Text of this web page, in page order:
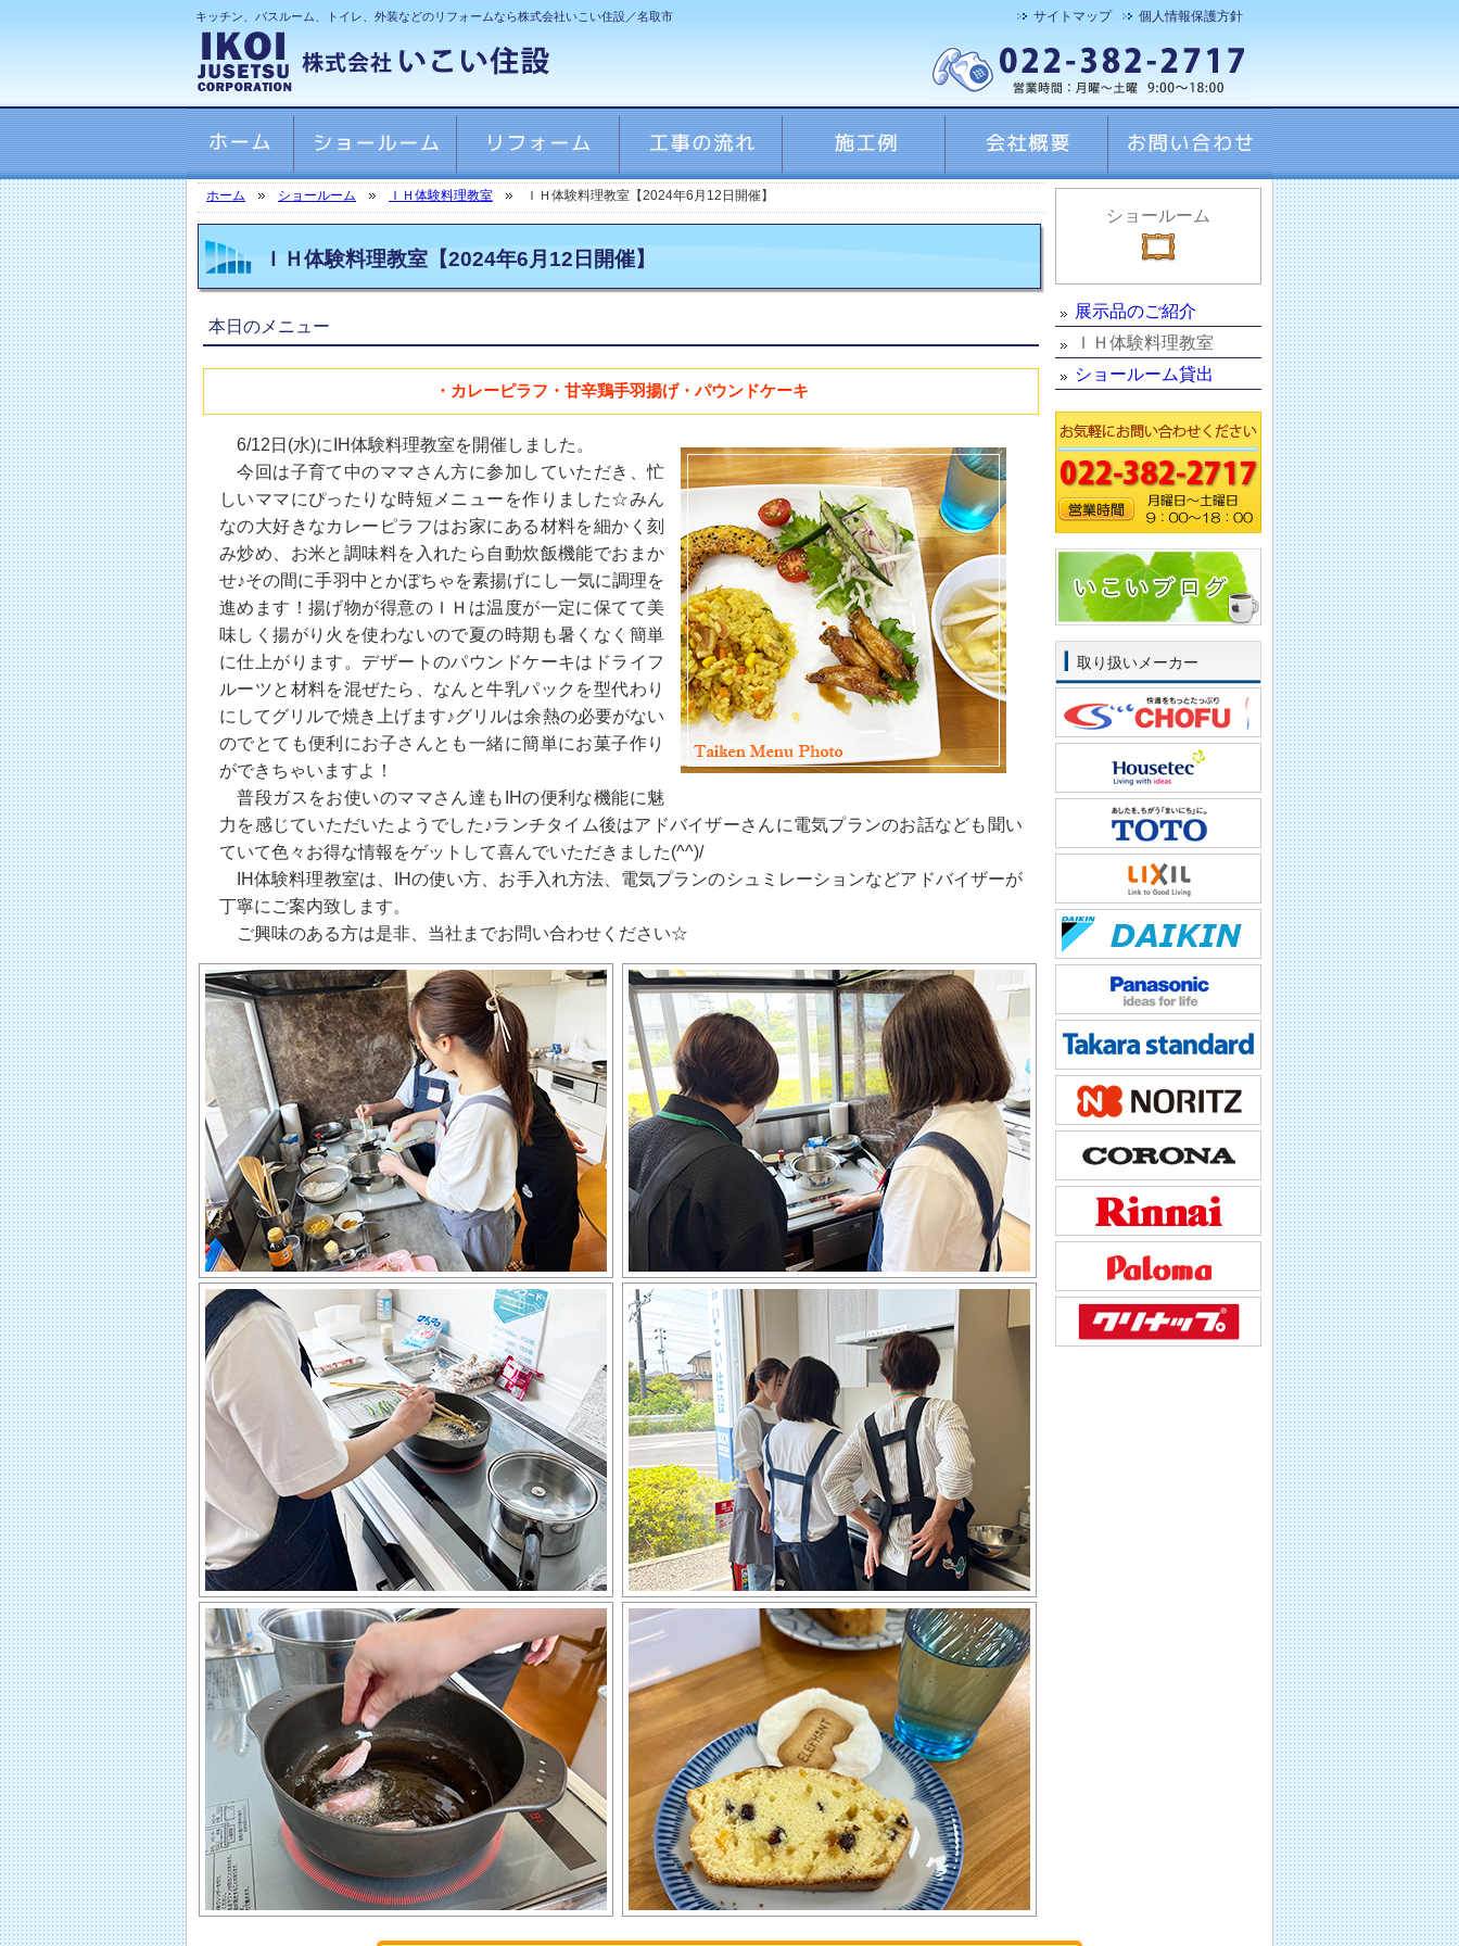
キッチン、バスルーム、トイレ、外装などのリフォームなら株式会社いこい住設／名取市 サイトマップ 個人情報保護方針
ホーム ショールーム ＩＨ体験料理教室 ＩＨ体験料理教室【2024年6月12日開催】
ＩＨ体験料理教室【2024年6月12日開催】
本日のメニュー
・カレーピラフ・甘辛鶏手羽揚げ・パウンドケーキ
6/12日(水)にIH体験料理教室を開催しました。
今回は子育て中のママさん方に参加していただき、忙
しいママにぴったりな時短メニューを作りました☆みん
なの大好きなカレーピラフはお家にある材料を細かく刻
み炒め、お米と調味料を入れたら自動炊飯機能でおまか
せ♪その間に手羽中とかぼちゃを素揚げにし一気に調理を
進めます！揚げ物が得意のＩＨは温度が一定に保てて美
味しく揚がり火を使わないので夏の時期も暑くなく簡単
に仕上がります。デザートのパウンドケーキはドライフ
ルーツと材料を混ぜたら、なんと牛乳パックを型代わり
にしてグリルで焼き上げます♪グリルは余熱の必要がない
のでとても便利にお子さんとも一緒に簡単にお菓子作り
ができちゃいますよ！
普段ガスをお使いのママさん達もIHの便利な機能に魅
力を感じていただいたようでした♪ランチタイム後はアドバイザーさんに電気プランのお話なども聞い
ていて色々お得な情報をゲットして喜んでいただきました(^^)/
IH体験料理教室は、IHの使い方、お手入れ方法、電気プランのシュミレーションなどアドバイザーが
丁寧にご案内致します。
ご興味のある方は是非、当社までお問い合わせください☆
ショールーム
展示品のご紹介
ＩＨ体験料理教室
ショールーム貸出
取り扱いメーカー